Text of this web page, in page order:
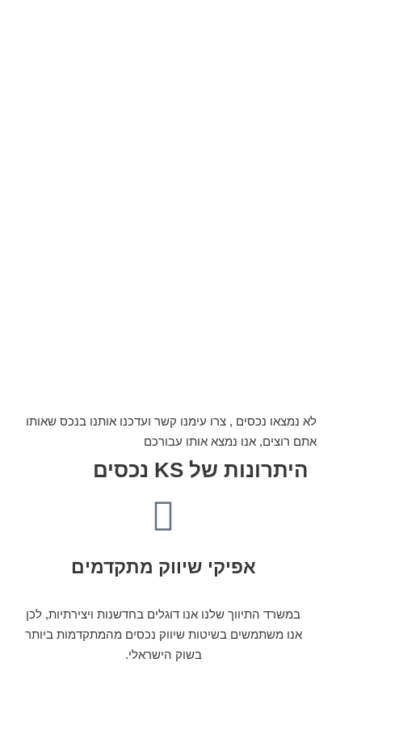
לא נמצאו נכסים , צרו עימנו קשר ועדכנו אותנו בנכס שאותו
אתם רוצים, אנו נמצא אותו עבורכם
היתרונות של KS נכסים
אפיקי שיווק מתקדמים
במשרד התיווך שלנו אנו דוגלים בחדשנות ויצירתיות, לכן
אנו משתמשים בשיטות שיווק נכסים מהמתקדמות ביותר
בשוק הישראלי.